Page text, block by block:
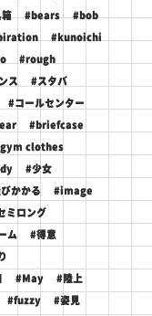
#bears #bob
#kunoichi
#rough
ス #スタバ
#コールセンター
#briefcase
clothes
#少女
かかる #image
ミロング
ム #得意
#May #陸上
#fuzzy #姿見